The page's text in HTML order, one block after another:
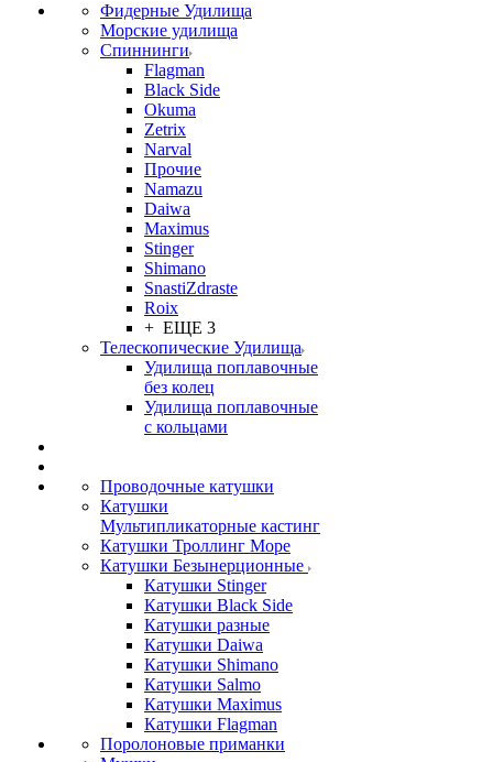
Фидерные Удилища
Морские удилища
Спиннинги
Flagman
Black Side
Okuma
Zetrix
Narval
Прочие
Namazu
Daiwa
Maximus
Stinger
Shimano
SnastiZdraste
Roix
+ ЕЩЕ 3
Телескопические Удилища
Удилища поплавочные
без колец
Удилища поплавочные
с кольцами
Проводочные катушки
Катушки
Мультипликаторные кастинг
Катушки Троллинг Море
Катушки Безынерционные
Катушки Stinger
Катушки Black Side
Катушки разные
Катушки Daiwa
Катушки Shimano
Катушки Salmo
Катушки Maximus
Катушки Flagman
Поролоновые приманки